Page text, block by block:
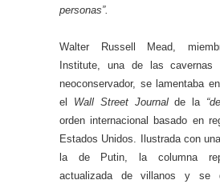
personas”.
Walter Russell Mead,
Institute, una de las cavernas
neoconservador, se lamentaba
el Wall Street Journalde la
orden internacional basado en
Estados Unidos. Ilustrada con
la de Putin, la columna
actualizada de villanos y se